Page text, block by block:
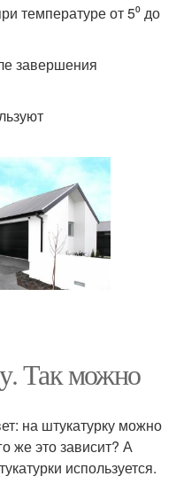
температуре от 5⁰ до
завершения
Так можно
на штукатурку можно
же это зависит? А
используется.